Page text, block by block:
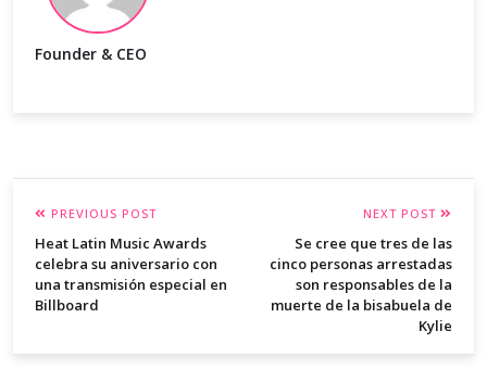
Founder & CEO
PREVIOUS POST
Heat Latin Music Awards
celebra su aniversario con
una transmisión especial en
Billboard
NEXT POST
Se cree que tres de las
cinco personas arrestadas
son responsables de la
muerte de la bisabuela de
Kylie